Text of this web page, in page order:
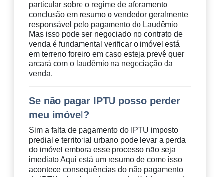
particular sobre o regime de aforamento
conclusão em resumo o vendedor geralmente
responsável pelo pagamento do Laudêmio
Mas isso pode ser negociado no contrato de
venda é fundamental verificar o imóvel está
em terreno foreiro em caso esteja prevê quer
arcará com o laudêmio na negociação da
venda.
Se não pagar IPTU posso perder
meu imóvel?
Sim a falta de pagamento do IPTU imposto
predial e territorial urbano pode levar a perda
do imóvel embora esse processo não seja
imediato Aqui está um resumo de como isso
acontece consequências do não pagamento